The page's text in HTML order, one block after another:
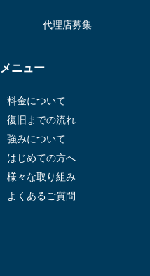
代理店募集
メニュー
料金について
復旧までの流れ
強みについて
はじめての方へ
様々な取り組み
よくあるご質問